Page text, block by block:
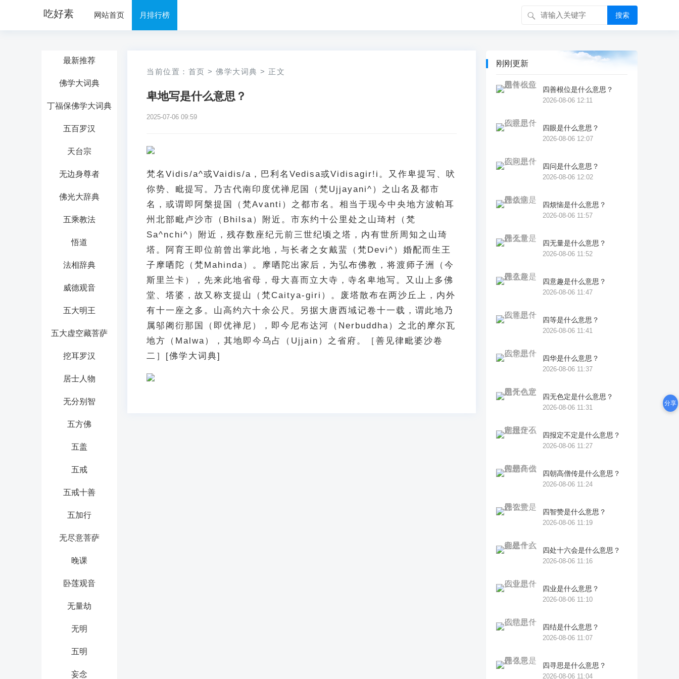
吃好素 网站首页 月排行榜 搜索
最新推荐
佛学大词典
丁福保佛学大词典
五百罗汉
天台宗
无边身尊者
佛光大辞典
五乘教法
悟道
法相辞典
威德观音
五大明王
五大虚空藏菩萨
挖耳罗汉
居士人物
无分别智
五方佛
五盖
五戒
五戒十善
五加行
无尽意菩萨
晚课
卧莲观音
无量劫
无明
五明
妄念
当前位置： 首页 > 佛学大词典 > 正文
卑地写是什么意思？
2025-07-06 09:59
梵名Vidis/a^或Vaidis/a，巴利名Vedisa或Vidisagir!i。又作卑提写、吠
你势、毗提写。乃古代南印度优禅尼国（梵Ujjayani^）之山名及都市
名，或谓即阿槃提国（梵Avanti）之都市名。相当于现今中央地方波帕耳
州北部毗卢沙市（Bhilsa）附近。市东约十公里处之山琦村（梵
Sa^nchi^）附近，残存数座纪元前三世纪顷之塔，内有世所周知之山琦
塔。阿育王即位前曾出掌此地，与长者之女戴蜚（梵Devi^）婚配而生王
子摩哂陀（梵Mahinda）。摩哂陀出家后，为弘布佛教，将渡师子洲（今
斯里兰卡），先来此地省母，母大喜而立大寺，寺名卑地写。又山上多佛
堂、塔婆，故又称支提山（梵Caitya-giri）。废塔散布在两沙丘上，内外
有十一座之多。山高约六十余公尺。另据大唐西域记卷十一载，谓此地乃
属邬阇衍那国（即优禅尼），即今尼布达河（Nerbuddha）之北的摩尔瓦
地方（Malwa），其地即今乌占（Ujjain）之省府。［善见律毗婆沙卷
二］[佛学大词典]
刚刚更新
四善根位是什么意思？
2026-08-06 12:11
四眼是什么意思？
2026-08-06 12:07
四问是什么意思？
2026-08-06 12:02
四烦恼是什么意思？
2026-08-06 11:57
四无量是什么意思？
2026-08-06 11:52
四意趣是什么意思？
2026-08-06 11:47
四等是什么意思？
2026-08-06 11:41
四华是什么意思？
2026-08-06 11:37
四无色定是什么意思？
2026-08-06 11:31
四报定不定是什么意思？
2026-08-06 11:27
四朝高僧传是什么意思？
2026-08-06 11:24
四智赞是什么意思？
2026-08-06 11:19
四处十六会是什么意思？
2026-08-06 11:16
四业是什么意思？
2026-08-06 11:10
四结是什么意思？
2026-08-06 11:07
四寻思是什么意思？
2026-08-06 11:04
分享